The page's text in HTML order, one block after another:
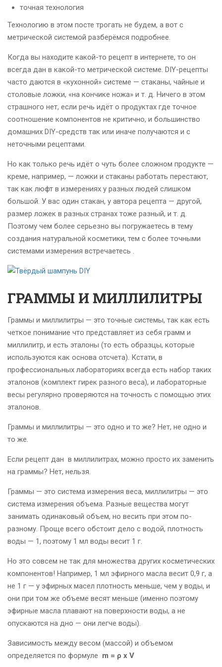
точная технология
Технологию в этом посте трогать не будем, а вот с
метрической системой разберёмся подробнее.
Когда вы находите какой-то рецепт в интернете, то он
всегда дан в какой-то метрической системе. DIY-рецепты
часто даются в «кухонной» системе — стаканы, чайные и
столовые ложки, «на кончике ножа» и т. д. Ничего в этом
страшного нет, если речь идёт о продуктах где точное
соотношение компонентов не критично, и большинство
домашних DIY-средств так или иначе получаются и с
неточными рецептами.
Но как только речь идёт о чуть более сложном продукте —
креме, например, — ложки и стаканы работать перестают,
так как люфт в измерениях у разных людей слишком
большой. У вас один стакан, у автора рецепта — другой,
размер ложек в разных странах тоже разный, и т. д.
Поэтому чем более серьезно вы погружаетесь в тему
создания натуральной косметики, тем с более точными
системами измерения встречаетесь .
ГРАММЫ И МИЛЛИЛИТРЫ
Граммы и миллилитры — это точные системы, так как есть
четкое понимание что представляет из себя грамм и
миллилитр, и есть эталоны (то есть образцы, которые
используются как основа отсчета). Кстати, в
профессиональных лабораториях всегда есть набор таких
эталонов (комплект гирек разного веса), и лабораторные
весы регулярно проверяются на точность с помощью этих
эталонов.
Граммы и миллилитры — это одно и то же? Нет, не одно и
то же.
Если рецепт дан в миллилитрах, можно просто их заменить
на граммы? Нет, нельзя.
Граммы — это система измерения веса, миллилитры — это
система измерения объема. Разные вещества могут
занимать одинаковый объем, но весить при этом по-
разному. Проще всего обстоит дело с водой, плотность
воды — 1, поэтому 1 мл воды весит 1 г.
Но это совсем не так для множества других косметических
компонентов! Например, 1 мл эфирного масла весит 0,9 г, а
не 1 г — у эфирных масел плотность меньше, чем у воды, и
они при том же объеме весят меньше (именно поэтому
эфирные масла плавают на поверхности воды, а не
опускаются на дно — они легче воды).
Зависимость между весом (массой) и объемом
определяется по формуле m = ρ х V